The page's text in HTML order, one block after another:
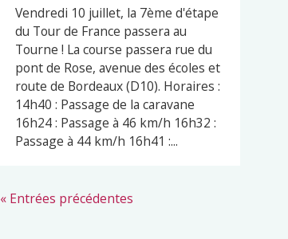
Vendredi 10 juillet, la 7ème d'étape
du Tour de France passera au
Tourne ! La course passera rue du
pont de Rose, avenue des écoles et
route de Bordeaux (D10). Horaires :
14h40 : Passage de la caravane
16h24 : Passage à 46 km/h 16h32 :
Passage à 44 km/h 16h41 :...
« Entrées précédentes